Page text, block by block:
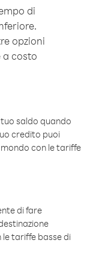
di
opzioni
a costo
saldo quando
credito puoi
con le tariffe
di fare
tariffe basse di